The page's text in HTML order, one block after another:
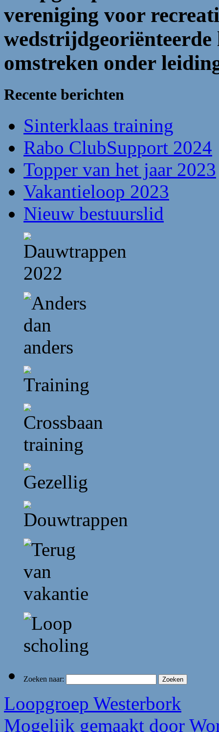
vereniging voor
omstreken onder
Recente berichten
Sinterklaas training
Rabo ClubSupport 2024
Topper van het jaar 2023
Vakantieloop 2023
Nieuw bestuurslid
Zoeken naar:
Loopgroep Westerbork
Mogelijk gemaakt door